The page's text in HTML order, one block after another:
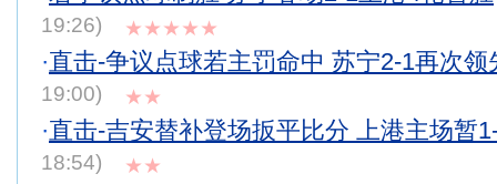
19:26)
★★★★★
·直击-争议点球若主罚命中 苏宁2-1再次领
19:00)
★★
·直击-吉安替补登场扳平比分 上港主场暂
18:54)
★★